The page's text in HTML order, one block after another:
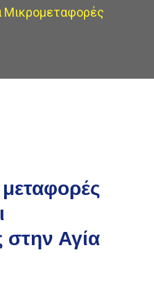
Μικρομεταφορές
στην Αγία